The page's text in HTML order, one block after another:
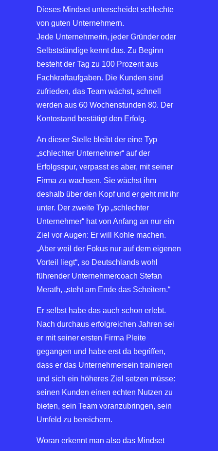
Dieses Mindset unterscheidet schlechte
von guten Unternehmern.
Jede Unternehmerin, jeder Gründer oder
Selbstständige kennt das. Zu Beginn
besteht der Tag zu 100 Prozent aus
Fachkraftaufgaben. Die Kunden sind
zufrieden, das Team wächst, schnell
werden aus 60 Wochenstunden 80. Der
Kontostand bestätigt den Erfolg.
An dieser Stelle bleibt der eine Typ
„schlechter Unternehmer“ auf der
Erfolgsspur, verpasst es aber, mit seiner
Firma zu wachsen. Sie wächst ihm
deshalb über den Kopf und er geht mit ihr
unter. Der zweite Typ „schlechter
Unternehmer“ hat von Anfang an nur ein
Ziel vor Augen: Er will Kohle machen.
„Aber weil der Fokus nur auf dem eigenen
Vorteil liegt“, so Deutschlands wohl
führender Unternehmercoach Stefan
Merath, „steht am Ende das Scheitern.“
Er selbst habe das auch schon erlebt.
Nach durchaus erfolgreichen Jahren sei
er mit seiner ersten Firma Pleite
gegangen und habe erst da begriffen,
dass er das Unternehmersein trainieren
und sich ein höheres Ziel setzen müsse:
seinen Kunden einen echten Nutzen zu
bieten, sein Team voranzubringen, sein
Umfeld zu bereichern.
Woran erkennt man also das Mindset